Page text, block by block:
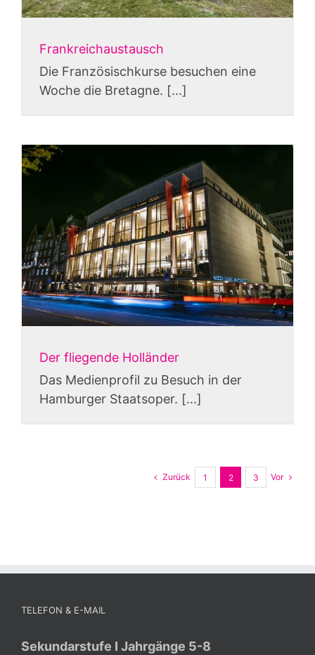
Frankreichaustausch
Die Französischkurse besuchen eine
Woche die Bretagne. [...]
Der fliegende Holländer
Das Medienprofil zu Besuch in der
Hamburger Staatsoper. [...]
Zurück 1 2 3 Vor
TELEFON & E-MAIL
Sekundarstufe I Jahrgänge 5-8